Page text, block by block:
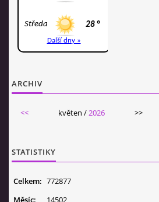
ARCHIV
<< květen /2026 >>
STATISTIKY
Celkem: 772877
Měsíc:
14502